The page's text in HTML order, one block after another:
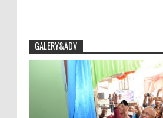
GALERY&ADV